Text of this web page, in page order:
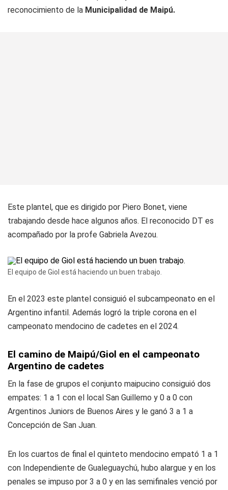
reconocimiento de la Municipalidad de Maipú.
Este plantel, que es dirigido por Piero Bonet, viene
trabajando desde hace algunos años. El reconocido DT es
acompañado por la profe Gabriela Avezou.
El equipo de Giol está haciendo un buen trabajo.
En el 2023 este plantel consiguió el subcampeonato en el
Argentino infantil. Además logró la triple corona en el
campeonato mendocino de cadetes en el 2024.
El camino de Maipú/Giol en el campeonato
Argentino de cadetes
En la fase de grupos el conjunto maipucino consiguió dos
empates: 1 a 1 con el local San Guillemo y 0 a 0 con
Argentinos Juniors de Buenos Aires y le ganó 3 a 1 a
Concepción de San Juan.
En los cuartos de final el quinteto mendocino empató 1 a 1
con Independiente de Gualeguaychú, hubo alargue y en los
penales se impuso por 3 a 0 y en las semifinales venció por